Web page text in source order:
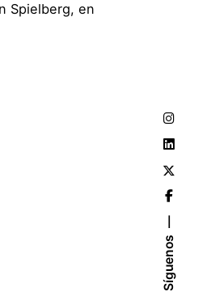
Síguenos
Spielberg, en